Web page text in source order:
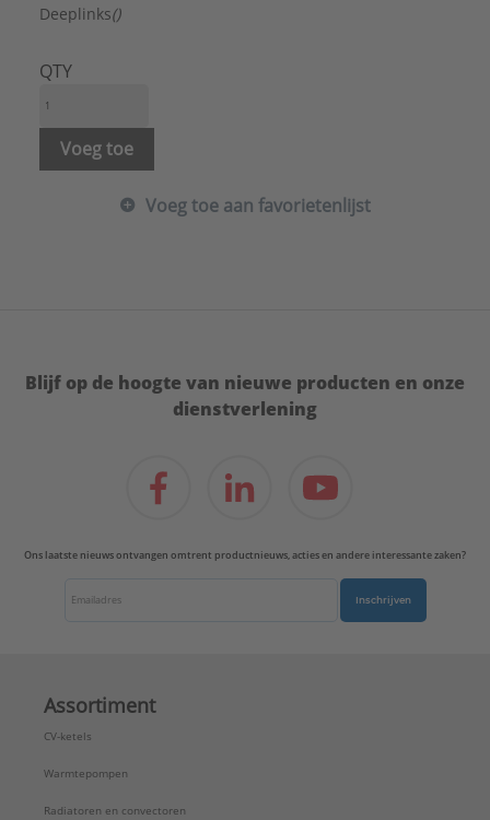
Toebehoren radiatorvoetventiel:
Type:
Serie:
Deeplinks()
QTY
Voeg toe
Voeg toe aan favorietenlijst
Blijf op de hoogte van nieuwe producten en onze
dienstverlening
Ons laatste nieuws ontvangen omtrent productnieuws, acties en andere interessante zaken?
Inschrijven
Assortiment
CV-ketels
Warmtepompen
Radiatoren en convectoren